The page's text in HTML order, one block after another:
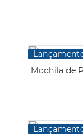
Mochila de